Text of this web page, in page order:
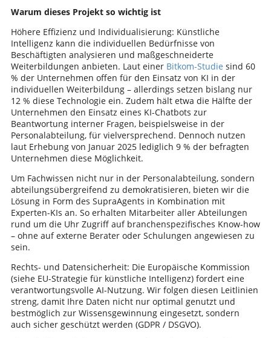
Warum dieses Projekt so wichtig ist
Höhere Effizienz und Individualisierung: Künstliche
Intelligenz kann die individuellen Bedürfnisse von
Beschäftigten analysieren und maßgeschneiderte
Weiterbildungen anbieten. Laut einer Bitkom-Studie sind 60
% der Unternehmen offen für den Einsatz von KI in der
individuellen Weiterbildung – allerdings setzen bislang nur
12 % diese Technologie ein. Zudem hält etwa die Hälfte der
Unternehmen den Einsatz eines KI-Chatbots zur
Beantwortung interner Fragen, beispielsweise in der
Personalabteilung, für vielversprechend. Dennoch nutzen
laut Erhebung von Januar 2025 lediglich 9 % der befragten
Unternehmen diese Möglichkeit.
Um Fachwissen nicht nur in der Personalabteilung, sondern
abteilungsübergreifend zu demokratisieren, bieten wir die
Lösung in Form des SupraAgents in Kombination mit
Experten-KIs an. So erhalten Mitarbeiter aller Abteilungen
rund um die Uhr Zugriff auf branchenspezifisches Know-how
– ohne auf externe Berater oder Schulungen angewiesen zu
sein.
Rechts- und Datensicherheit: Die Europäische Kommission
(siehe EU-Strategie für künstliche Intelligenz) fordert eine
verantwortungsvolle AI-Nutzung. Wir folgen diesen Leitlinien
streng, damit Ihre Daten nicht nur optimal genutzt und
bestmöglich zur Wissensgewinnung eingesetzt, sondern
auch sicher geschützt werden (GDPR / DSGVO).